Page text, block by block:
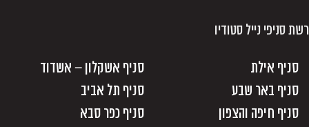
רשת סניפי נייל סטודיו
סניף אילת
סניף אשקלון – אשדוד
סניף באר שבע
סניף תל אביב
סניף חיפה והצפון
סניף כפר סבא